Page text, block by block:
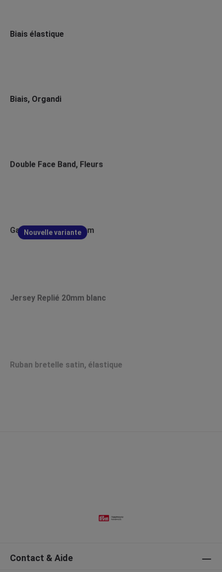
Biais élastique
Biais, Organdi
Double Face Band, Fleurs
Nouvelle variante
Ganse élastique 20mm
Jersey Replié 20mm blanc
Ruban bretelle satin, élastique
Contact & Aide